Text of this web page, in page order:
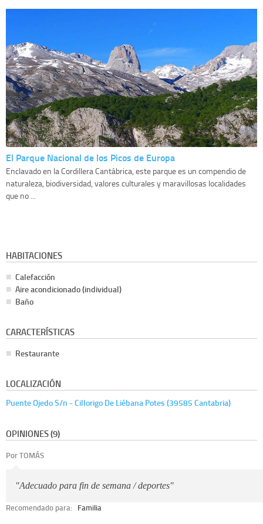
El Parque Nacional de los Picos de Europa
Enclavado en la Cordillera Cantábrica, este parque es un compendio de
naturaleza, biodiversidad, valores culturales y maravillosas localidades
que no ...
HABITACIONES
Calefacción
Aire acondicionado (individual)
Baño
CARACTERÍSTICAS
Restaurante
LOCALIZACIÓN
Puente Ojedo S/n - Cillorigo De Liébana Potes (39585 Cantabria)
OPINIONES (9)
Por TOMÁS
"Adecuado para fin de semana / deportes"
Recomendado para: Familia